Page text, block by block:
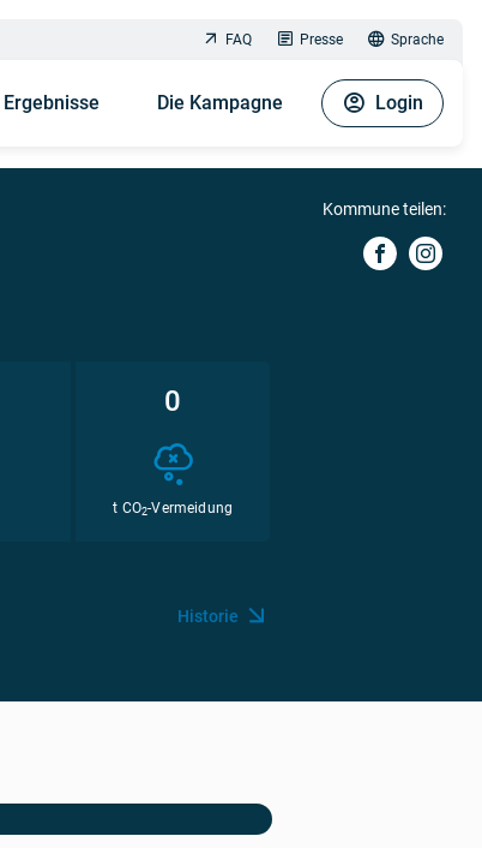
FAQ Presse Sprache
Ergebnisse Die Kampagne Login
0
t CO2-Vermeidung
Historie
Kommune teilen: